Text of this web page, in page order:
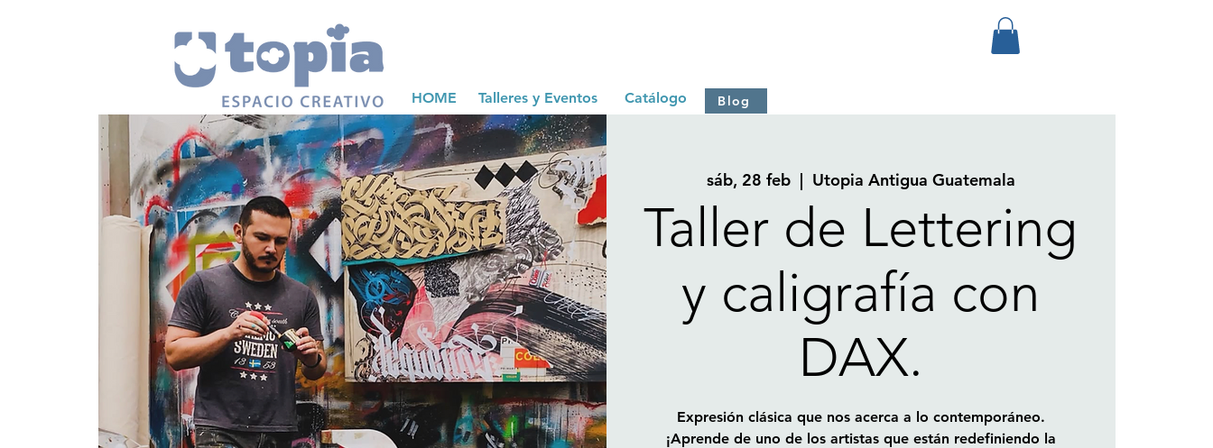
HOME Talleres y Eventos Catálogo Blog
sáb, 28 feb
  |
Utopia Antigua Guatemala
Taller de Lettering
y caligrafía con
DAX.
Expresión clásica que nos acerca a lo contemporáneo.
¡Aprende de uno de los artistas que están redefiniendo la